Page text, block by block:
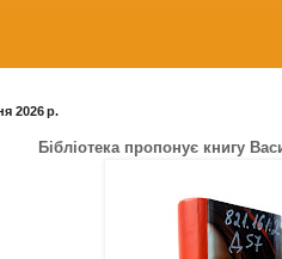
2026 р.
Бібліотека пропонує книгу